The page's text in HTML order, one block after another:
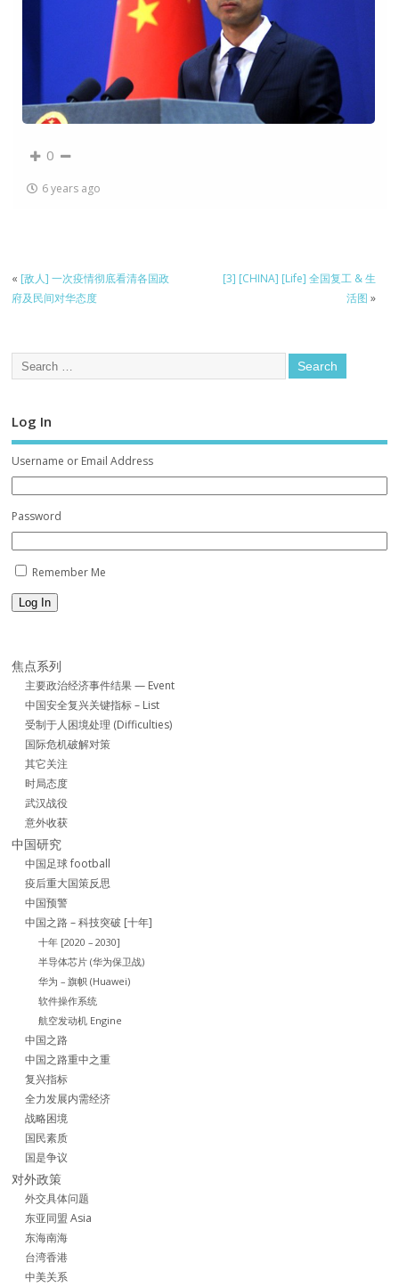
0
6 years ago
« [敌人] 一次疫情彻底看清各国政
府及民间对华态度
[3] [CHINA] [Life] 全国复工 & 生
活图 »
Log In
Username or Email Address
Password
Remember Me
Log In
焦点系列
主要政治经济事件结果 — Event
中国安全复兴关键指标 – List
受制于人困境处理 (Difficulties)
国际危机破解对策
其它关注
时局态度
武汉战役
意外收获
中国研究
中国足球 football
疫后重大国策反思
中国预警
中国之路 – 科技突破 [十年]
十年 [2020 – 2030]
半导体芯片 (华为保卫战)
华为 – 旗帜 (Huawei)
软件操作系统
航空发动机 Engine
中国之路
中国之路重中之重
复兴指标
全力发展内需经济
战略困境
国民素质
国是争议
对外政策
外交具体问题
东亚同盟 Asia
东海南海
台湾香港
中美关系